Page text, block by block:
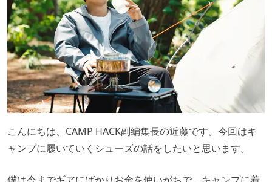
こんにちは、CAMP HACK副編集長の近藤です。今回はキ
ャンプに履いていくシューズの話をしたいと思います。